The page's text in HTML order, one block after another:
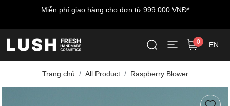
Miễn phí giao hàng cho đơn từ 999.000 VNĐ*
0 EN
Trang chủ All Product Raspberry Blower